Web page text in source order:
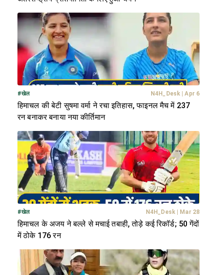
#खेल N4H_Desk Apr 6
हिमाचल की बेटी सुषमा वर्मा ने रचा इतिहास, फाइनल मैच में 237
रन बनाकर बनाया नया कीर्तिमान
#खेल N4H_Desk| Mar 28
हिमाचल के अजय ने बल्ले से मचाई तबाही, तोड़े कई रिकॉर्ड; 50 गेंदों
में ठोके 176 रन